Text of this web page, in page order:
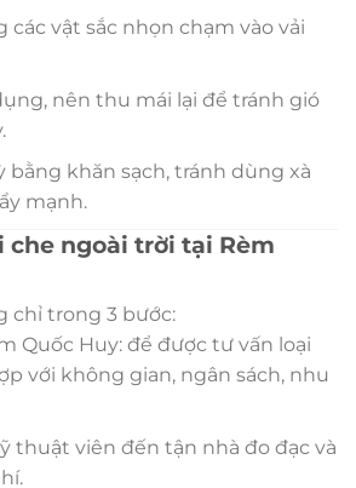
các vật sắc nhọn chạm vào vải
nên thu mái lại để tránh gió
bằng khăn sạch, tránh dùng xà
mạnh.
che ngoài trời tại Rèm
chỉ trong 3 bước:
Quốc Huy: để được tư vấn loại
với không gian, ngân sách, nhu
thuật viên đến tận nhà đo đạc và